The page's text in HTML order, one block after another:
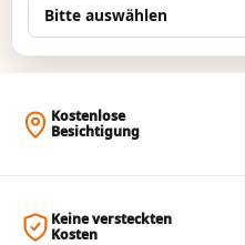
Kostenlose
Besichtigung
Keine versteckten
Kosten